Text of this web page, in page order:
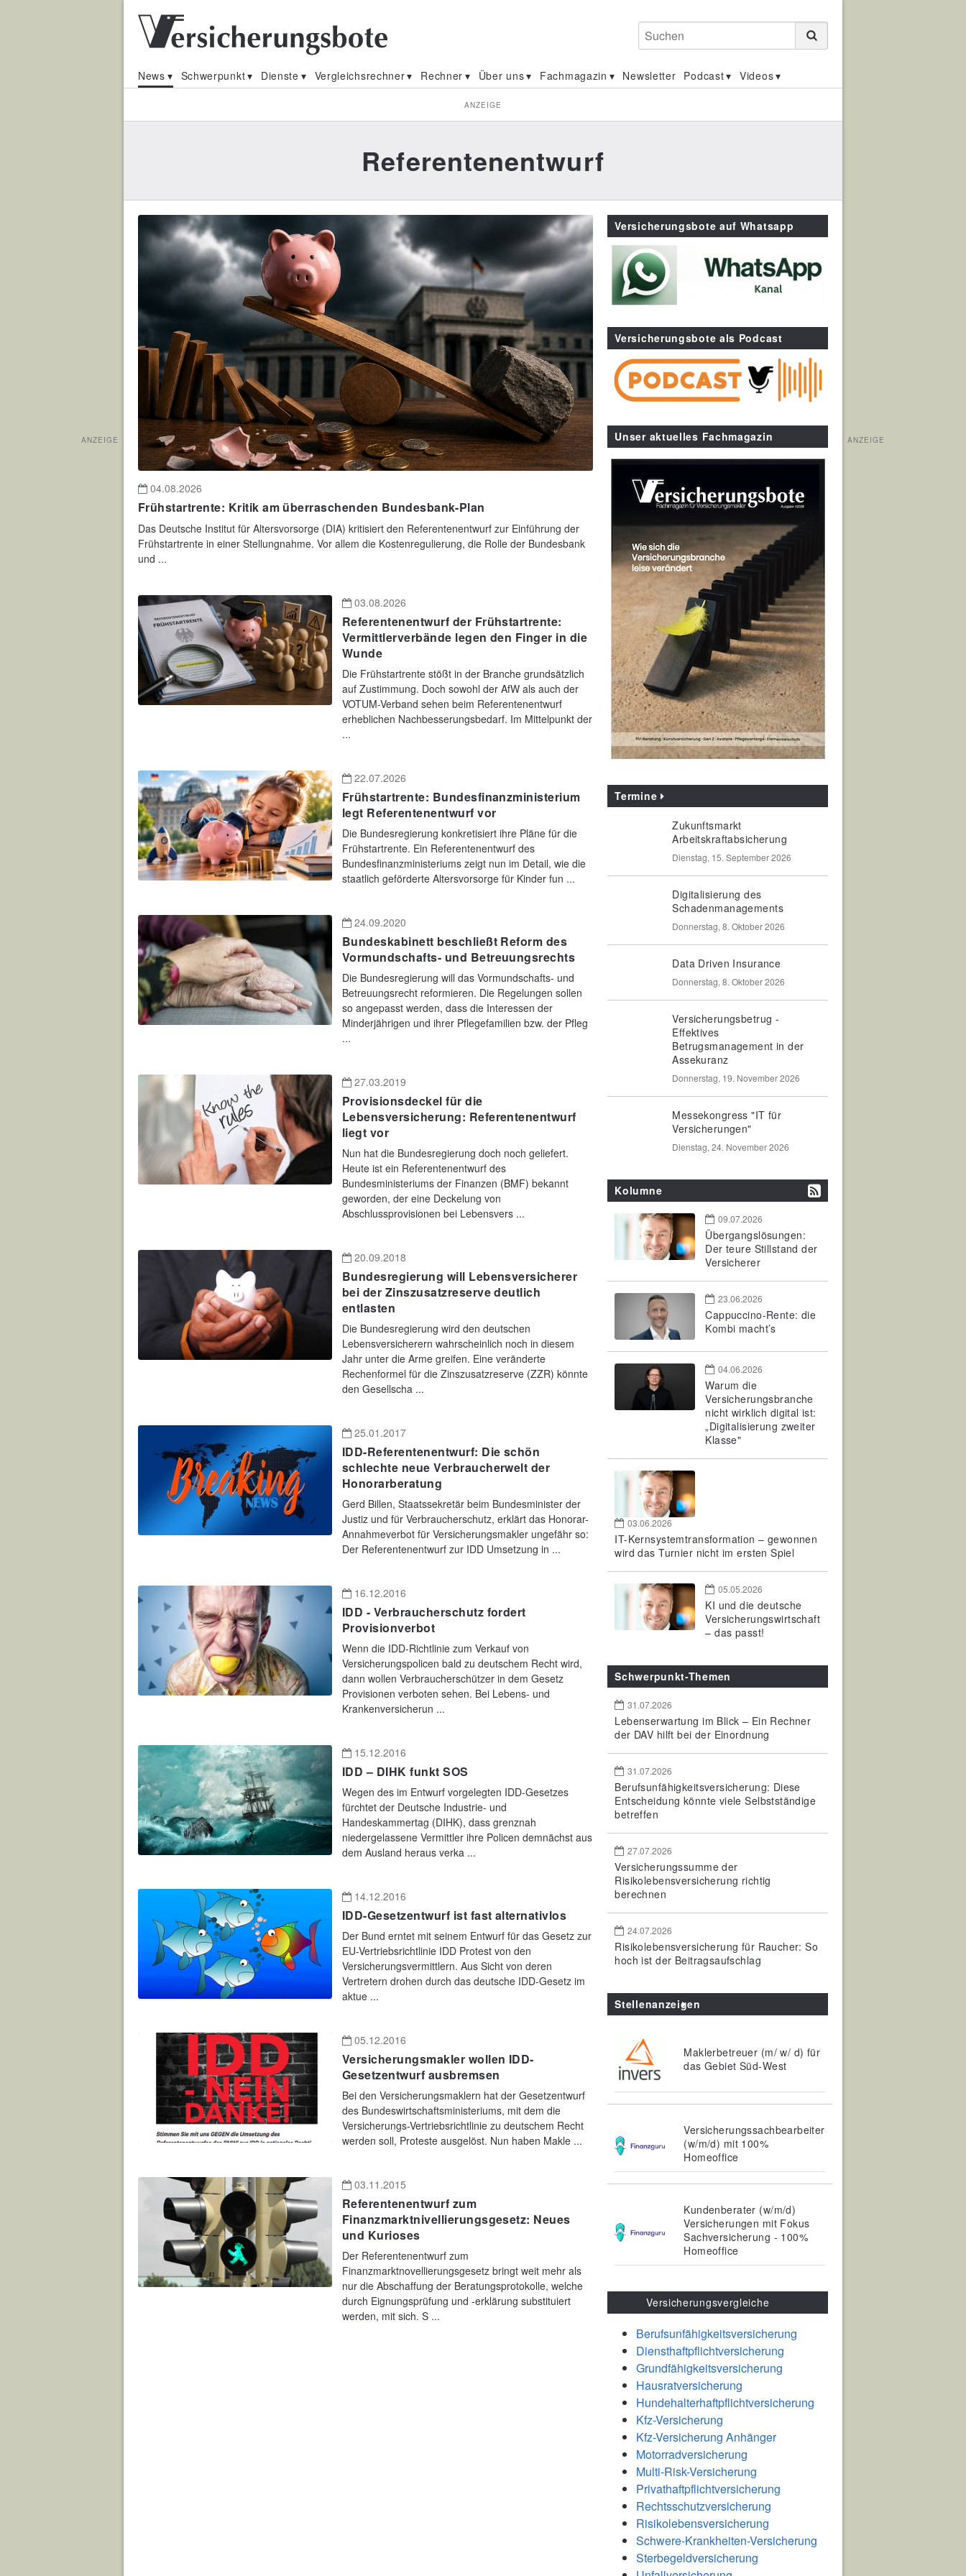
Suchen
News Schwerpunkt Dienste Vergleichsrechner Rechner Über uns Fachmagazin Newsletter Podcast Videos
ANZEIGE
Referentenentwurf
04.08.2026
Frühstartrente: Kritik am überraschenden Bundesbank-Plan
Das Deutsche Institut für Altersvorsorge (DIA) kritisiert den Referentenentwurf zur Einführung der
Frühstartrente in einer Stellungnahme. Vor allem die Kostenregulierung, die Rolle der Bundesbank
und ...
03.08.2026
Referentenentwurf der Frühstartrente:
Vermittlerverbände legen den Finger in die
Wunde
Die Frühstartrente stößt in der Branche grundsätzlich
auf Zustimmung. Doch sowohl der AfW als auch der
VOTUM-Verband sehen beim Referentenentwurf
erheblichen Nachbesserungsbedarf. Im Mittelpunkt der
...
22.07.2026
Frühstartrente: Bundesfinanzministerium
legt Referentenentwurf vor
Die Bundesregierung konkretisiert ihre Pläne für die
Frühstartrente. Ein Referentenentwurf des
Bundesfinanzministeriums zeigt nun im Detail, wie die
staatlich geförderte Altersvorsorge für Kinder fun ...
24.09.2020
Bundeskabinett beschließt Reform des
Vormundschafts- und Betreuungsrechts
Die Bundesregierung will das Vormundschafts- und
Betreuungsrecht reformieren. Die Regelungen sollen
so angepasst werden, dass die Interessen der
Minderjährigen und ihrer Pflegefamilien bzw. der Pfleg
...
27.03.2019
Provisionsdeckel für die
Lebensversicherung: Referentenentwurf
liegt vor
Nun hat die Bundesregierung doch noch geliefert.
Heute ist ein Referentenentwurf des
Bundesministeriums der Finanzen (BMF) bekannt
geworden, der eine Deckelung von
Abschlussprovisionen bei Lebensvers ...
20.09.2018
Bundesregierung will Lebensversicherer
bei der Zinszusatzreserve deutlich
entlasten
Die Bundesregierung wird den deutschen
Lebensversicherern wahrscheinlich noch in diesem
Jahr unter die Arme greifen. Eine veränderte
Rechenformel für die Zinszusatzreserve (ZZR) könnte
den Gesellscha ...
25.01.2017
IDD-Referentenentwurf: Die schön
schlechte neue Verbraucherwelt der
Honorarberatung
Gerd Billen, Staatssekretär beim Bundesminister der
Justiz und für Verbraucherschutz, erklärt das Honorar-
Annahmeverbot für Versicherungsmakler ungefähr so:
Der Referentenentwurf zur IDD Umsetzung in ...
16.12.2016
IDD - Verbraucherschutz fordert
Provisionverbot
Wenn die IDD-Richtlinie zum Verkauf von
Versicherungspolicen bald zu deutschem Recht wird,
dann wollen Verbraucherschützer in dem Gesetz
Provisionen verboten sehen. Bei Lebens- und
Krankenversicherun ...
15.12.2016
IDD – DIHK funkt SOS
Wegen des im Entwurf vorgelegten IDD-Gesetzes
fürchtet der Deutsche Industrie- und
Handeskammertag (DIHK), dass grenznah
niedergelassene Vermittler ihre Policen demnächst aus
dem Ausland heraus verka ...
14.12.2016
IDD-Gesetzentwurf ist fast alternativlos
Der Bund erntet mit seinem Entwurf für das Gesetz zur
EU-Vertriebsrichtlinie IDD Protest von den
Versicherungsvermittlern. Aus Sicht von deren
Vertretern drohen durch das deutsche IDD-Gesetz im
aktue ...
05.12.2016
Versicherungsmakler wollen IDD-
Gesetzentwurf ausbremsen
Bei den Versicherungsmaklern hat der Gesetzentwurf
des Bundeswirtschaftsministeriums, mit dem die
Versicherungs-Vertriebsrichtlinie zu deutschem Recht
werden soll, Proteste ausgelöst. Nun haben Makle ...
03.11.2015
Referentenentwurf zum
Finanzmarktnivellierungsgesetz: Neues
und Kurioses
Der Referentenentwurf zum
Finanzmarktnovellierungsgesetz bringt weit mehr als
nur die Abschaffung der Beratungsprotokolle, welche
durch Eignungsprüfung und -erklärung substituiert
werden, mit sich. S ...
Versicherungsbote auf Whatsapp
Versicherungsbote als Podcast
Unser aktuelles Fachmagazin
Termine
Zukunftsmarkt
Arbeitskraftabsicherung
Dienstag, 15. September 2026
Digitalisierung des
Schadenmanagements
Donnerstag, 8. Oktober 2026
Data Driven Insurance
Donnerstag, 8. Oktober 2026
Versicherungsbetrug -
Effektives
Betrugsmanagement in der
Assekuranz
Donnerstag, 19. November 2026
Messekongress "IT für
Versicherungen"
Dienstag, 24. November 2026
Kolumne
09.07.2026
Übergangslösungen:
Der teure Stillstand der
Versicherer
23.06.2026
Cappuccino-Rente: die
Kombi macht’s
04.06.2026
Warum die
Versicherungsbranche
nicht wirklich digital ist:
„Digitalisierung zweiter
Klasse"
03.06.2026
IT-Kernsystemtransformation – gewonnen
wird das Turnier nicht im ersten Spiel
05.05.2026
KI und die deutsche
Versicherungswirtschaft
– das passt!
Schwerpunkt-Themen
31.07.2026
Lebenserwartung im Blick – Ein Rechner
der DAV hilft bei der Einordnung
31.07.2026
Berufsunfähigkeitsversicherung: Diese
Entscheidung könnte viele Selbstständige
betreffen
27.07.2026
Versicherungssumme der
Risikolebensversicherung richtig
berechnen
24.07.2026
Risikolebensversicherung für Raucher: So
hoch ist der Beitragsaufschlag
Stellenanzeigen
Maklerbetreuer (m/ w/ d) für
das Gebiet Süd-West
Versicherungssachbearbeiter
(w/m/d) mit 100%
Homeoffice
Kundenberater (w/m/d)
Versicherungen mit Fokus
Sachversicherung - 100%
Homeoffice
Versicherungsvergleiche
Berufsunfähigkeitsversicherung
Diensthaftpflichtversicherung
Grundfähigkeitsversicherung
Hausratversicherung
Hundehalterhaftpflichtversicherung
Kfz-Versicherung
Kfz-Versicherung Anhänger
Motorradversicherung
Multi-Risk-Versicherung
Privathaftpflichtversicherung
Rechtsschutzversicherung
Risikolebensversicherung
Schwere-Krankheiten-Versicherung
Sterbegeldversicherung
ANZEIGE ANZEIGE